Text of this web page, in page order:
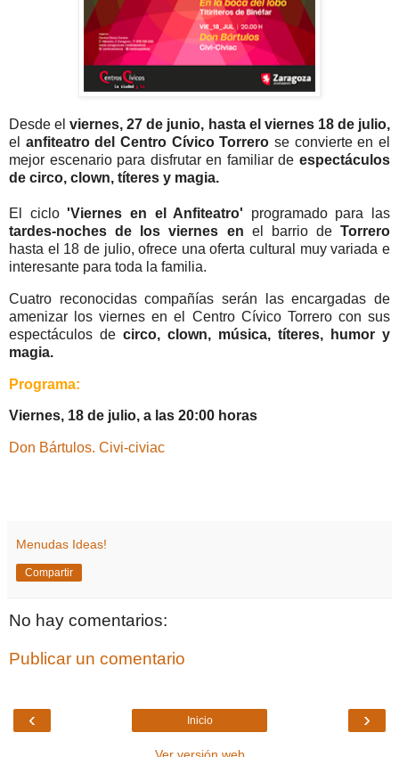
Desde elviernes, 27 de junio, hasta el viernes 18 de julio,
el anfiteatro del Centro Cívico Torrero se convierte en el
mejor escenario para disfrutar en familiar de espectáculos
de circo, clown, títeres y magia.
El ciclo'Viernes en el Anfiteatro' programado para las
tardes-noches de los viernes en el barrio de Torrero
hasta el 18 de julio, ofrece una oferta cultural muy variada e
interesante para toda la familia.
Cuatro reconocidas compañías serán las encargadas de
amenizar los viernes en el Centro Cívico Torrero con sus
espectáculos de circo, clown, música, títeres, humor y
magia.
Programa:
Viernes, 18 de julio, a las 20:00 horas
Don Bártulos. Civi-civiac
Menudas Ideas!
Compartir
No hay comentarios:
Publicar un comentario
‹ ›
Inicio